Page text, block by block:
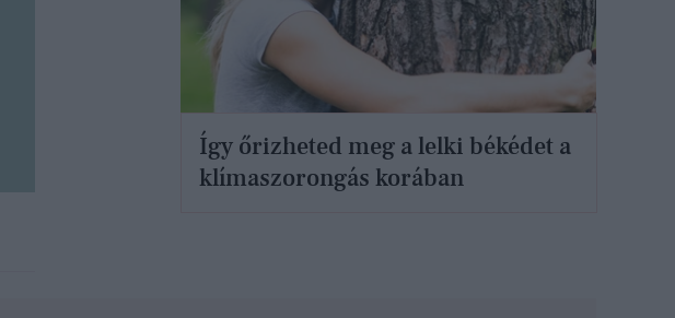
Így őrizheted meg a lelki békédet a
klímaszorongás korában